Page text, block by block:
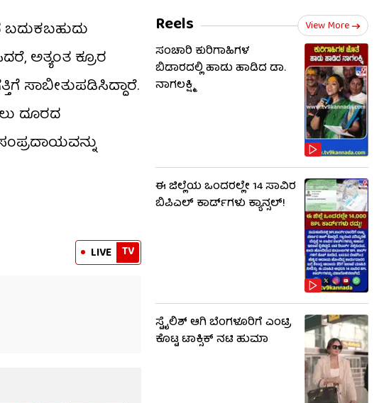
ಅತ್ಯಂತ ಕ್ರೂರ
ಸಾಬೀತುಪಡಿಸಿದ್ದಾರೆ.
ದೂರದ
LIVE TV
Reels View More
ಸಂಚಾರಿ ಕುರಿಗಾಹಿಗಳ
ಬಿಡಾರದಲ್ಲಿ ಹಾಡು ಹಾಡಿದ ಡಾ.
ನಾಗಲಕ್ಷ್ಮಿ
ಈ ಜಿಲ್ಲೆಯ ಒಂದರಲ್ಲೇ 14 ಸಾವಿರ
ಬಿಪಿಎಲ್​ ಕಾರ್ಡ್​ಗಳು ಕ್ಯಾನ್ಸಲ್!
ಸ್ಟೈಲಿಶ್ ಆಗಿ ಬೆಂಗಳೂರಿಗೆ ಎಂಟ್ರಿ
ಕೊಟ್ಟ ಟಾಕ್ಸಿಕ್ ನಟಿ ಹುಮಾ